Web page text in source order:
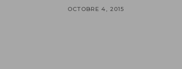
OCTOBRE 4, 2015